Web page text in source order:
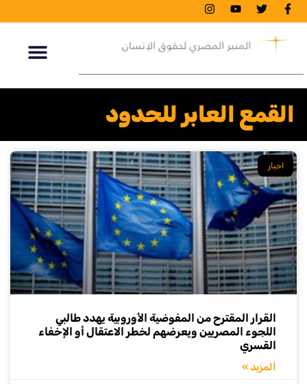
القمع العابر للحدود
اخبار
القرار المقترح من المفوضية الأوروبية يهدد طالبي
اللجوء المصريين ويعرضهم لخطر الاعتقال أو الإخفاء
القسري
المزيد »